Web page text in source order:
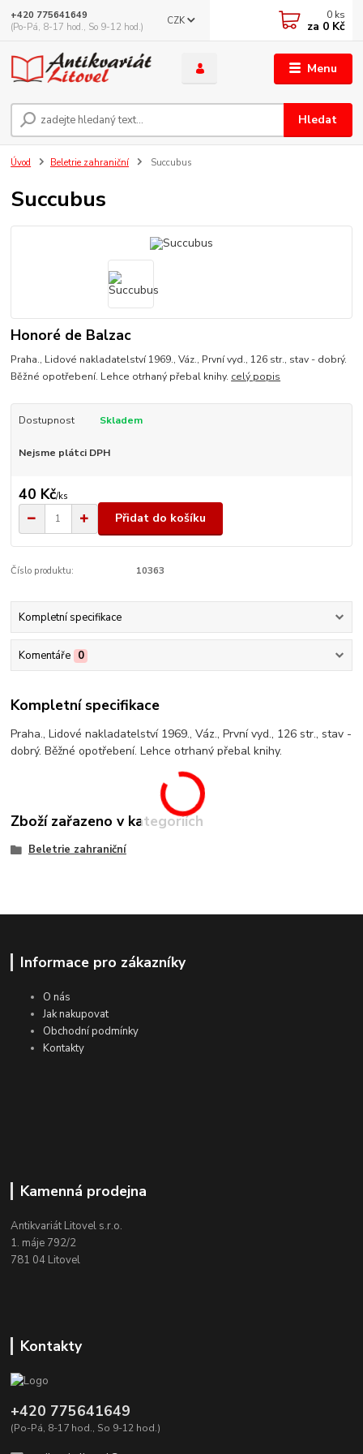
Menu
CZK
Hledat
+420 775641649
(Po-Pá, 8-17 hod., So 9-12 hod.)
0 ks
za 0 Kč
Úvod Beletrie zahraniční Succubus
Succubus
Honoré de Balzac
Praha., Lidové nakladatelství 1969., Váz., První vyd., 126 str., stav - dobrý.
Běžné opotřebení. Lehce otrhaný přebal knihy. celý popis
Dostupnost Skladem
Nejsme plátci DPH
40 Kč/ks
Přidat do košíku
Číslo produktu: 10363
Kompletní specifikace
Komentáře 0
Kompletní specifikace
Praha., Lidové nakladatelství 1969., Váz., První vyd., 126 str., stav -
dobrý. Běžné opotřebení. Lehce otrhaný přebal knihy.
Zboží zařazeno v kategoriích
Beletrie zahraniční
Informace pro zákazníky
O nás
Jak nakupovat
Obchodní podmínky
Kontakty
Kamenná prodejna
Antikvariát Litovel s.r.o.
1. máje 792/2
781 04 Litovel
Kontakty
+420 775641649
(Po-Pá, 8-17 hod., So 9-12 hod.)